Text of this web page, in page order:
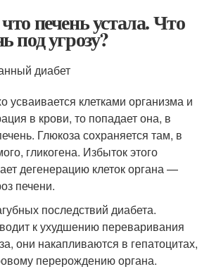
печень устала. Что
под угрозу?
диабет
усваивается клетками организма и
в крови, то попадает она, в
Глюкоза сохраняется там, в
гликогена. Избыток этого
дегенерацию клеток органа —
печени.
последствий диабета.
к ухудшению переваривания
они накапливаются в гепатоцитах,
перерождению органа.